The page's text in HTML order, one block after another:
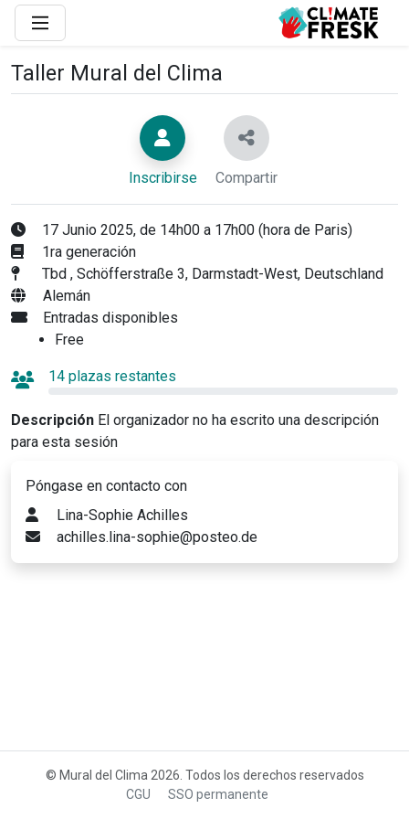
Taller Mural del Clima
Inscribirse Compartir
17 Junio 2025, de 14h00 a 17h00 (hora de Paris)
1ra generación
Tbd , Schöfferstraße 3, Darmstadt-West, Deutschland
Alemán
Entradas disponibles
Free
14 plazas restantes
Descripción El organizador no ha escrito una descripción
para esta sesión
Póngase en contacto con
Lina-Sophie Achilles
achilles.lina-sophie@posteo.de
© Mural del Clima 2026. Todos los derechos reservados
CGU
SSO permanente